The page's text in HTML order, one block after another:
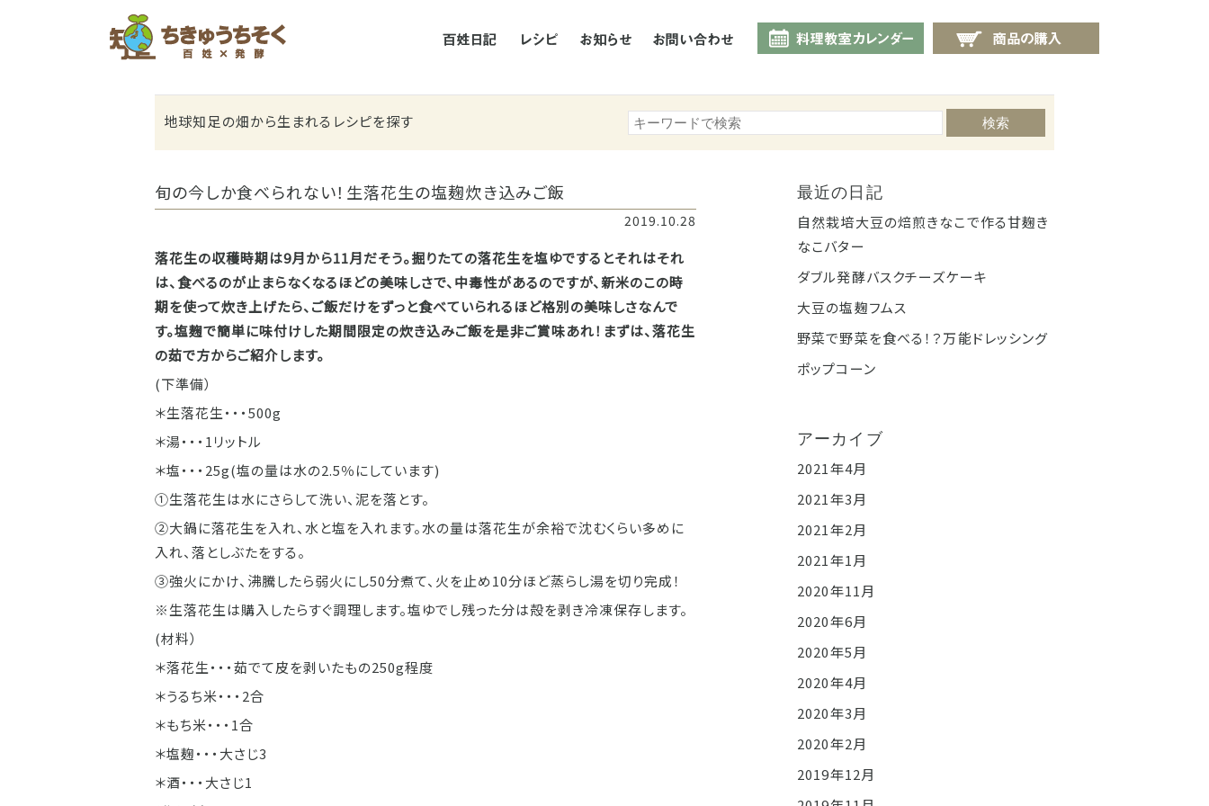
料理教室カレンダー
お問合せ
お知らせ
レシピ
百姓日記
地球知足の畑から生まれるレシピを探す 検索
旬の今しか食べられない！生落花生の塩麹炊き込みご飯
2019.10.28
落花生の収穫時期は9月から11月だそう。掘りたての落花生を塩ゆでするとそれはそれ
は、食べるのが止まらなくなるほどの美味しさで、中毒性があるのですが、新米のこの時
期を使って炊き上げたら、ご飯だけをずっと食べていられるほど格別の美味しさなんで
す。塩麹で簡単に味付けした期間限定の炊き込みご飯を是非ご賞味あれ！まずは、落花生
の茹で方からご紹介します。
(下準備）
＊生落花生・・・500g
＊湯・・・1リットル
＊塩・・・25g(塩の量は水の2.5％にしています)
①生落花生は水にさらして洗い、泥を落とす。
②大鍋に落花生を入れ、水と塩を入れます。水の量は落花生が余裕で沈むくらい多めに
入れ、落としぶたをする。
③強火にかけ、沸騰したら弱火にし50分煮て、火を止め10分ほど蒸らし湯を切り完成！
※生落花生は購入したらすぐ調理します。塩ゆでし残った分は殻を剥き冷凍保存します。
(材料）
＊落花生・・・茹でて皮を剥いたもの250g程度
＊うるち米・・・2合
＊もち米・・・1合
＊塩麹・・・大さじ3
＊酒・・・大さじ1
最近の日記
自然栽培大豆の焙煎きなこで作る甘麹き
なこバター
ダブル発酵バスクチーズケーキ
大豆の塩麹フムス
野菜で野菜を食べる！？万能ドレッシング
ポップコーン
アーカイブ
2021年4月
2021年3月
2021年2月
2021年1月
2020年11月
2020年6月
2020年5月
2020年4月
2020年3月
2020年2月
2019年12月